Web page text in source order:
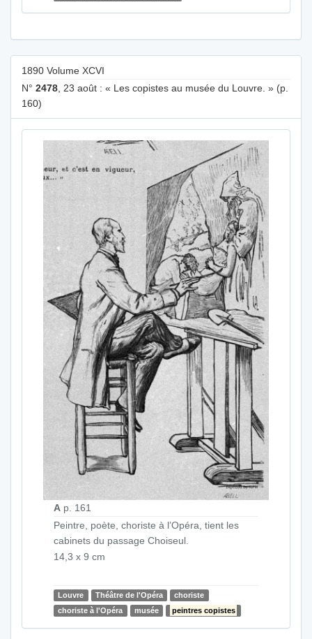
1890 Volume XCVI
N° 2478, 23 août : « Les copistes au musée du Louvre. » (p.
160)
A p. 161
Peintre, poète, choriste à l’Opéra, tient les
cabinets du passage Choiseul.
14,3 x 9 cm
Louvre Théâtre de l'Opéra
choriste
choriste à l'Opéra
musée peintres copistes